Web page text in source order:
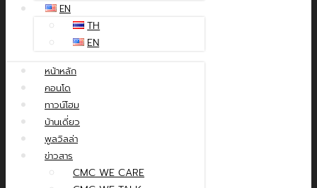
EN
TH
EN
หน้าหลัก
คอนโด
ทาวน์โฮม
บ้านเดี่ยว
พูลวิลล่า
ข่าวสาร
CMC WE CARE